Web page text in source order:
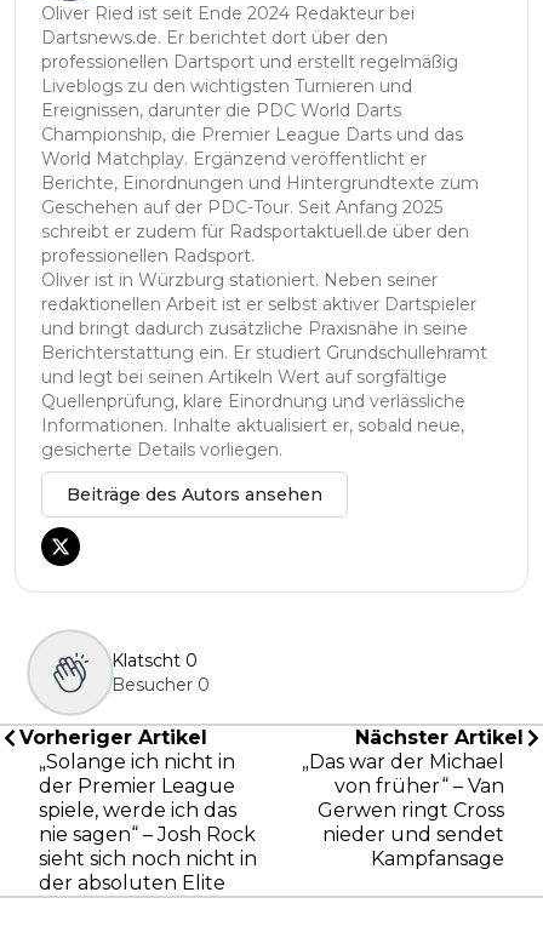
Oliver Ried ist seit Ende 2024 Redakteur bei
Dartsnews.de. Er berichtet dort über den
professionellen Dartsport und erstellt regelmäßig
Liveblogs zu den wichtigsten Turnieren und
Ereignissen, darunter die PDC World Darts
Championship, die Premier League Darts und das
World Matchplay. Ergänzend veröffentlicht er
Berichte, Einordnungen und Hintergrundtexte zum
Geschehen auf der PDC-Tour. Seit Anfang 2025
schreibt er zudem für Radsportaktuell.de über den
professionellen Radsport.
Oliver ist in Würzburg stationiert. Neben seiner
redaktionellen Arbeit ist er selbst aktiver Dartspieler
und bringt dadurch zusätzliche Praxisnähe in seine
Berichterstattung ein. Er studiert Grundschullehramt
und legt bei seinen Artikeln Wert auf sorgfältige
Quellenprüfung, klare Einordnung und verlässliche
Informationen. Inhalte aktualisiert er, sobald neue,
gesicherte Details vorliegen.
Beiträge des Autors ansehen
Klatscht 0
Besucher 0
Vorheriger Artikel
„Solange ich nicht in
der Premier League
spiele, werde ich das
nie sagen“ – Josh Rock
sieht sich noch nicht in
der absoluten Elite
Nächster Artikel
„Das war der Michael
von früher“ – Van
Gerwen ringt Cross
nieder und sendet
Kampfansage